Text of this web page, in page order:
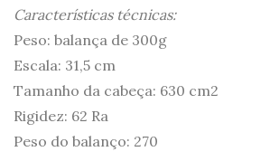
Características técnicas:
Peso: balança de 300g
Escala: 31,5 cm
Tamanho da cabeça: 630 cm2
Rigidez: 62 Ra
Peso do balanço: 270